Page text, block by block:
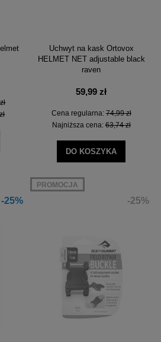
Uchwyt na kask Ortovox
HELMET NET adjustable black
raven
59,99 zł
Cena regularna:74,99 zł
Najniższa cena:63,74 zł
DO KOSZYKA
-25% -25%
PROMOCJA